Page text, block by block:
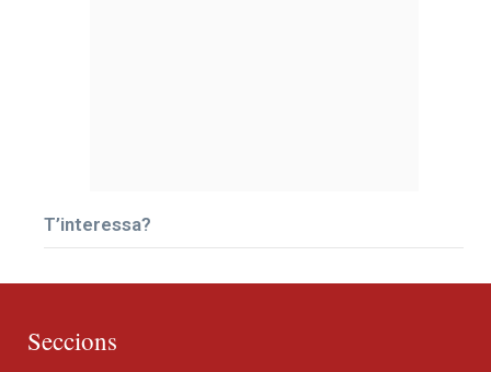
T’interessa?
Seccions